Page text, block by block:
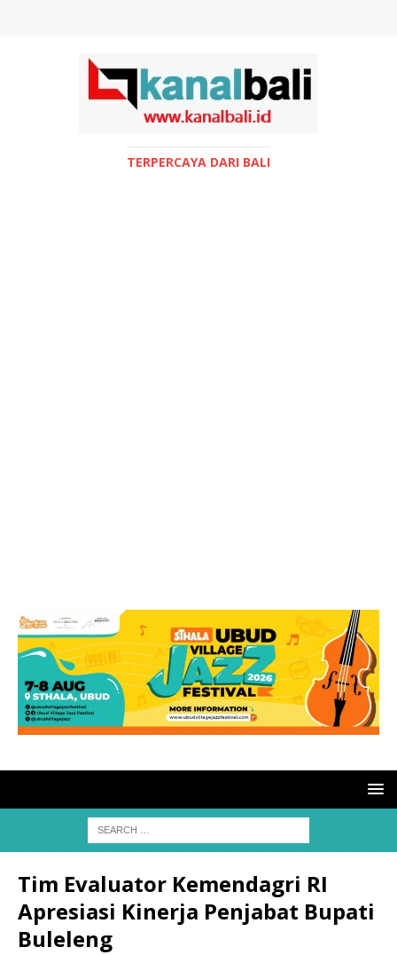
TERPERCAYA DARI BALI
Tim Evaluator Kemendagri RI
Apresiasi Kinerja Penjabat Bupati
Buleleng